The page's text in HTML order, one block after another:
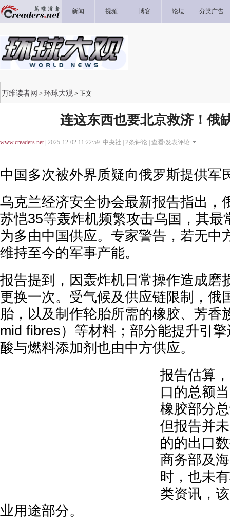
新闻 视频 博客 论坛 分类广告
万维读者网 > 环球大观 > 正文
连这东西也要北京救济！俄
www.creaders.net| 2025-12-02 11:22:59 中央社 | 2条评论 | 查看/发表评论
中国多次被外界质疑向俄罗斯提供军
乌克兰经济安全协会最新报告指出，
苏恺35等轰炸机频繁攻击乌国，其最
为多由中国供应。专家警告，若无中
维持至今的军事产能。
报告提到，因轰炸机日常操作造成磨
更换一次。受气候及供应链限制，俄
胎，以及制作轮胎所需的橡胶、芳香
mid fibres）等材料；部分能提升引
酸与燃料添加剂也由中方供应。
报告估算
口的总额
橡胶部分
但报告并
的的出口
商务部及
时，也未
类资讯，
业用途部分。